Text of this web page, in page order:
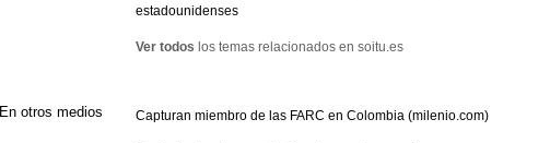
estadounidenses
Ver todos los temas relacionados en soitu.es
En otros medios Capturan miembro de las FARC en Colombia (milenio.com)